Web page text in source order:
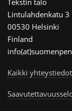
Lintulahdenkatu 3
00530 Helsinki
Finland
Kaikki yhteystiedot